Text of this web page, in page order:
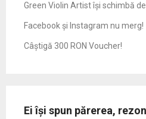
Green Violin Artist își schimbă
Facebook și Instagram nu merg!
Câștigă 300 RON Voucher!
Ei își spun părerea,